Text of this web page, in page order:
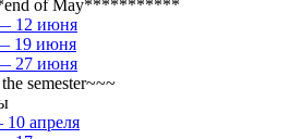
of May***********
12 июня
19 июня
27 июня
semester~~~
апреля